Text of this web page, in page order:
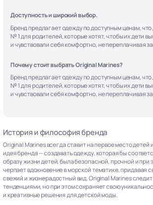
Доступность и широкий выбор.
Бренд предлагает одежду по доступным ценам,
№ 1 для родителей, которые хотят, чтобы их дети
и чувствовали себя комфортно, не переплачивая
Почему стоит выбрать Original Marines?
Бренд предлагает одежду по доступным ценам,
№ 1 для родителей, которые хотят, чтобы их дети
и чувствовали себя комфортно, не переплачивая
История и философия бренда
Original Marines всегда ставит на первое место
идея бренда — создавать одежду, которая бы
образу жизни детей, была безопасной, прочной и при
черпает вдохновение в морской тематике, придавая
свежий и жизнерадостный вид. Original Marines
тенденциями, но при этом сохраняет свою
и креативные решения для детской моды.